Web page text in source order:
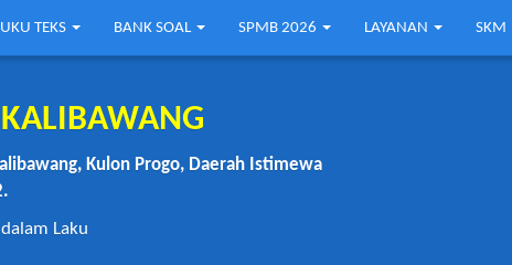
TEKS BANK SOAL SPMB 2026 LAYANAN SKM
Kulon Progo, Daerah Istimewa
Laku